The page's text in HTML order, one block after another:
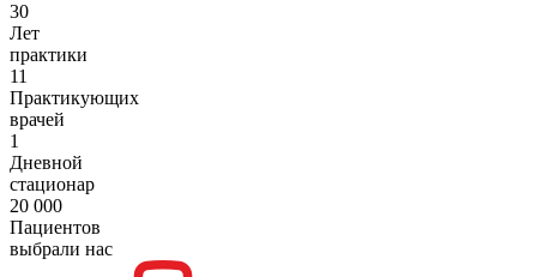
30
Лет
практики
11
Практикующих
врачей
1
Дневной
стационар
20 000
Пациентов
выбрали нас